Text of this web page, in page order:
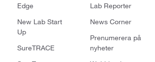
Edge
New Lab Start
Up
SureTRACE
Lab Reporter
News Corner
Prenumerera på
nyheter